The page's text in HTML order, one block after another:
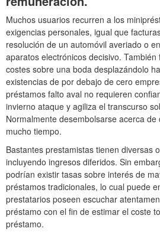
Muchos usuarios recurren a los
exigencias personales, igual que
resolución de un automóvil averiado o
aparatos electrónicos decisivo.
costes sobre una boda desplazándolo
existencias de por debajo de cero
préstamos falto aval no requieren
invierno ataque y agiliza el transcurso
Normalmente desembolsarse acerca
mucho tiempo.
Bastantes prestamistas tienen diversas
incluyendo ingresos diferidos. Sin
podrían existir tasas sobre interés de
préstamos tradicionales, lo cual puede
prestatarios poseen escuchar
préstamo con el fin de estimar el coste
préstamo.